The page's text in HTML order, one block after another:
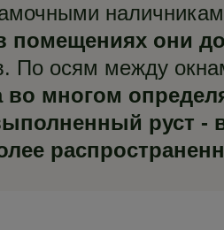
помещениях они
По осям между
во многом
руст -